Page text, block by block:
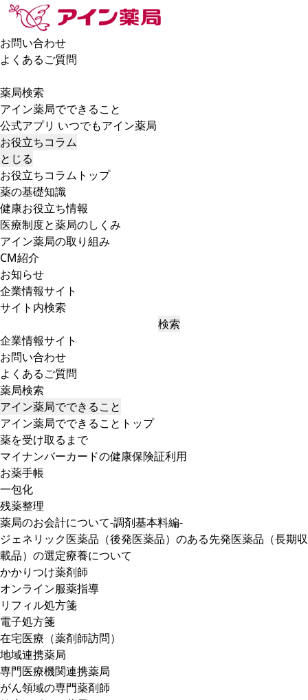
お問い合わせ
よくあるご質問
薬局検索
アイン薬局でできること
公式アプリ いつでもアイン薬局
お役立ちコラム
とじる
お役立ちコラムトップ
薬の基礎知識
健康お役立ち情報
医療制度と薬局のしくみ
アイン薬局の取り組み
CM紹介
お知らせ
企業情報サイト
サイト内検索
検索
企業情報サイト
お問い合わせ
よくあるご質問
薬局検索
アイン薬局でできること
アイン薬局でできることトップ
薬を受け取るまで
マイナンバーカードの健康保険証利用
お薬手帳
一包化
残薬整理
薬局のお会計について-調剤基本料編-
ジェネリック医薬品（後発医薬品）のある先発医薬品（長期収
載品）の選定療養について
かかりつけ薬剤師
オンライン服薬指導
リフィル処方箋
電子処方箋
在宅医療（薬剤師訪問）
地域連携薬局
専門医療機関連携薬局
がん領域の専門薬剤師